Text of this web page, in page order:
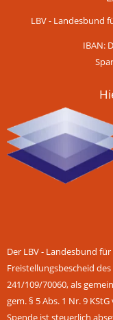
LBV - Landesbund
IBAN:
Der LBV - Landesbund
Freistellungsbescheid
241/109/70060, als
gem. § 5 Abs. 1 Nr. 9
Spende ist steuerlich